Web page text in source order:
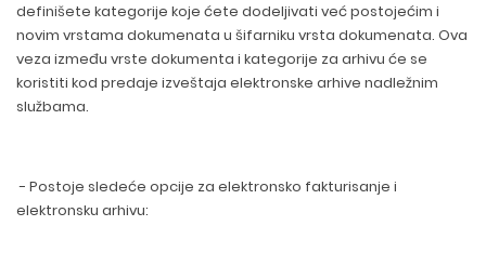
definišete kategorije koje ćete dodeljivati već postojećim i
novim vrstama dokumenata u šifarniku vrsta dokumenata. Ova
veza između vrste dokumenta i kategorije za arhivu će se
koristiti kod predaje izveštaja elektronske arhive nadležnim
službama.
- Postoje sledeće opcije za elektronsko fakturisanje i
elektronsku arhivu: